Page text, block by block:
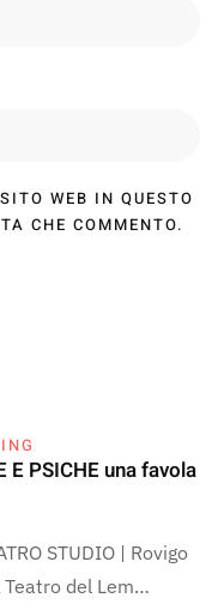
WEB IN QUESTO
CHE COMMENTO.
E PSICHE una favola
STUDIO | Rovigo
del Lem…